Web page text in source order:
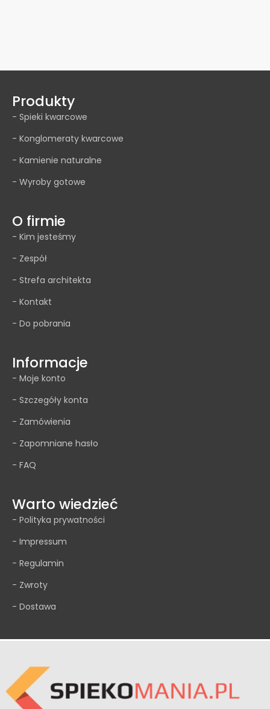
Produkty
- Spieki kwarcowe
- Konglomeraty kwarcowe
- Kamienie naturalne
- Wyroby gotowe
O firmie
- Kim jesteśmy
- Zespół
- Strefa architekta
- Kontakt
- Do pobrania
Informacje
- Moje konto
- Szczegóły konta
- Zamówienia
- Zapomniane hasło
- FAQ
Warto wiedzieć
- Polityka prywatności
- Impressum
- Regulamin
- Zwroty
- Dostawa